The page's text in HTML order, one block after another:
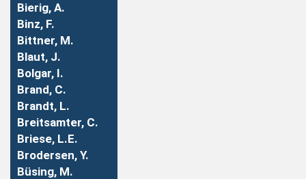
Bierig, A.
Binz, F.
Bittner, M.
Blaut, J.
Bolgar, I.
Brand, C.
Brandt, L.
Breitsamter, C.
Briese, L.E.
Brodersen, Y.
Büsing, M.